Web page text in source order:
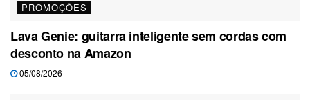
PROMOÇÕES
Lava Genie: guitarra inteligente sem cordas com
desconto na Amazon
05/08/2026